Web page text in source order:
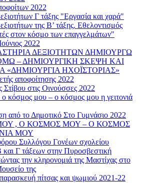
2022
Γ τάξης "Εργασία και χαρά"
της Β’ τάξης. Εθελοντισμός
στον κόσμο των επαγγελμάτων"
2022
ΔΕΞΙΟΤΗΤΩΝ ΔΗΜΙΟΥΡΓΩ
– ΔΗΜΙΟΥΡΓΙΚΗ ΣΚΕΨΗ ΚΑΙ
«ΔΗΜΙΟΥΡΓΙΑ ΗΧΟΪΣΤΟΡΙΑΣ»
αποφοίτησης 2022
Στίβου στις Οινούσσες 2022
ο κόσμος μου – ο κόσμος μου η γειτονιά
από το Δημοτικό Στο Γυμνάσιο 2022
, Ο ΚΟΣΜΟΣ ΜΟΥ – Ο ΚΟΣΜΟΣ
ΜΟΥ
Συλλόγου Γονέων σχολείου
Γ τάξεων στην Πυροσβεστική
την κληρονομιά της Μαστίχας στο
της
πίτσας και ψωμιού 2021-22